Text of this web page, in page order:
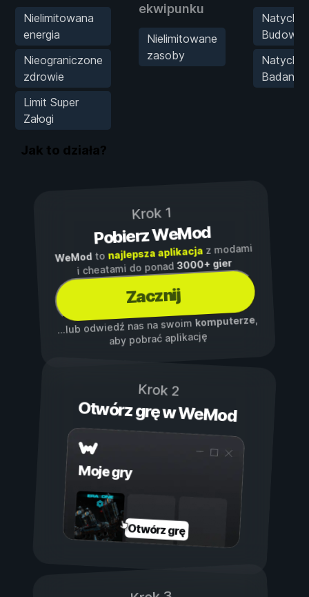
Nielimitowana
energia
Nieograniczone
zdrowie
Limit Super
Załogi
ekwipunku
Nielimitowane
zasoby
Budowa
Badania
Jak to działa?
Krok 1
Pobierz WeMod
WeModto najlepsza aplikacjaz modami
i cheatami do ponad3000+ gier
Zacznij
...lub odwiedź nas na swoim komputerze,
aby pobrać aplikację
Krok 2
Otwórz grę w WeMod
Moje gry
Otwórz grę